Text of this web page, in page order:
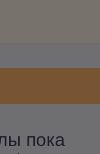
пока